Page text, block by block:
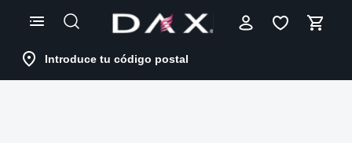
Introduce tu código postal